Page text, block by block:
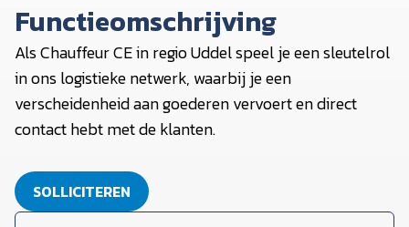
Functieomschrijving
Als Chauffeur CE in regio Uddel speel je een sleutelrol
in ons logistieke netwerk, waarbij je een
verscheidenheid aan goederen vervoert en direct
contact hebt met de klanten.
SOLLICITEREN